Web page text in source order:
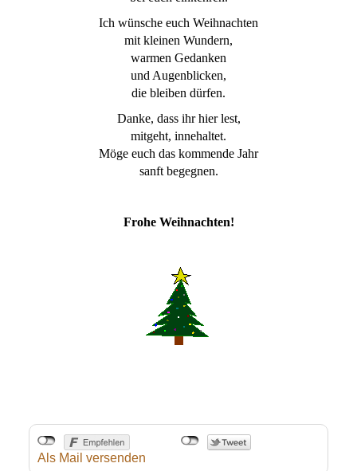
Ich wünsche euch Weihnachten
mit kleinen Wundern,
warmen Gedanken
und Augenblicken,
die bleiben dürfen.
Danke, dass ihr hier lest,
mitgeht, innehaltet.
Möge euch das kommende Jahr
sanft begegnen.
Frohe Weihnachten!
Als Mail versenden